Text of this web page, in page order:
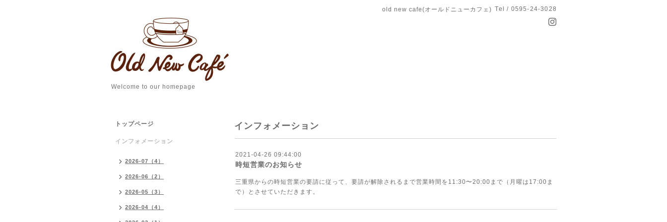
old new cafe(オールドニューカフェ) Tel / 0595-24-3028
Welcome to our homepage
インフォメーション
2021-04-26 09:44:00
時短営業のお知らせ
三重県からの時短営業の要請に従って、要請が解除されるまで営業時間を11:30〜20:00まで（月曜は17:00ま
で）とさせていただきます。
トップページ
インフォメーション
2026-07（4）
2026-06（2）
2026-05（3）
2026-04（4）